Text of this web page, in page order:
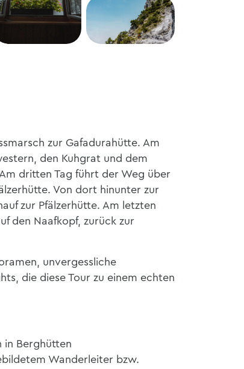
zur Gafadurahütte. Am
den Kuhgrat und dem
dritten Tag führt der Weg über
Von dort hinunter zur
zur Pfälzerhütte. Am letzten
den Naafkopf, zurück zur
unvergessliche
die diese Tour zu einem echten
in Berghütten
Wanderleiter bzw.